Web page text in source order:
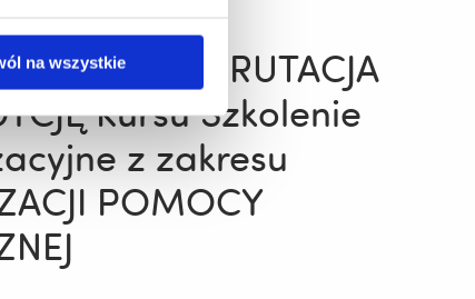
na wszystkie
TRWA REKRUTACJA
Kursu Szkolenie
z zakresu
POMOCY